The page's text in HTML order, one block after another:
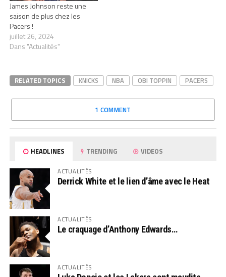
James Johnson reste une
saison de plus chez les
Pacers !
juillet 26, 2024
Dans "Actualités"
RELATED TOPICS KNICKS NBA OBI TOPPIN PACERS
1 COMMENT
HEADLINES TRENDING VIDEOS
ACTUALITÉS
Derrick White et le lien d’âme avec le Heat
ACTUALITÉS
Le craquage d’Anthony Edwards…
ACTUALITÉS